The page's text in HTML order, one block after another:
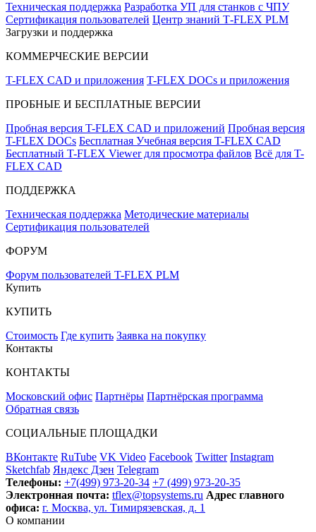
Техническая поддержка Разработка УП для станков с ЧПУ
Сертификация пользователей Центр знаний T‑FLEX PLM
Загрузки и поддержка
КОММЕРЧЕСКИЕ ВЕРСИИ
T-FLEX CAD и приложения T-FLEX DOCs и приложения
ПРОБНЫЕ И БЕСПЛАТНЫЕ ВЕРСИИ
Пробная версия T-FLEX CAD и приложений Пробная версия
T-FLEX DOCs Бесплатная Учебная версия T-FLEX CAD
Бесплатный T-FLEX Viewer для просмотра файлов Всё для T-
FLEX CAD
ПОДДЕРЖКА
Техническая поддержка Методические материалы
Сертификация пользователей
ФОРУМ
Форум пользователей T-FLEX PLM
Купить
КУПИТЬ
Стоимость Где купить Заявка на покупку
Контакты
КОНТАКТЫ
Московский офис Партнёры Партнёрская программа
Обратная связь
СОЦИАЛЬНЫЕ ПЛОЩАДКИ
ВКонтакте RuTube VK Video Facebook Twitter Instagram
Sketchfab Яндекс Дзен Telegram
Телефоны: +7(499) 973-20-34 +7 (499) 973-20-35
Электронная почта: tflex@topsystems.ru Адрес главного
офиса: г. Москва, ул. Тимирязевская, д. 1
О компании